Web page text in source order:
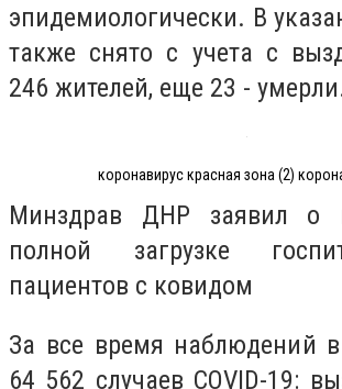
эпидемиологически. В
также снято с учета с
246 жителей, еще 23 -
коронавирус красная зона (2)
Минздрав ДНР заявил о
полной загрузке
пациентов с ковидом
За все время наблюдений
64 562 случаев COVID-19: